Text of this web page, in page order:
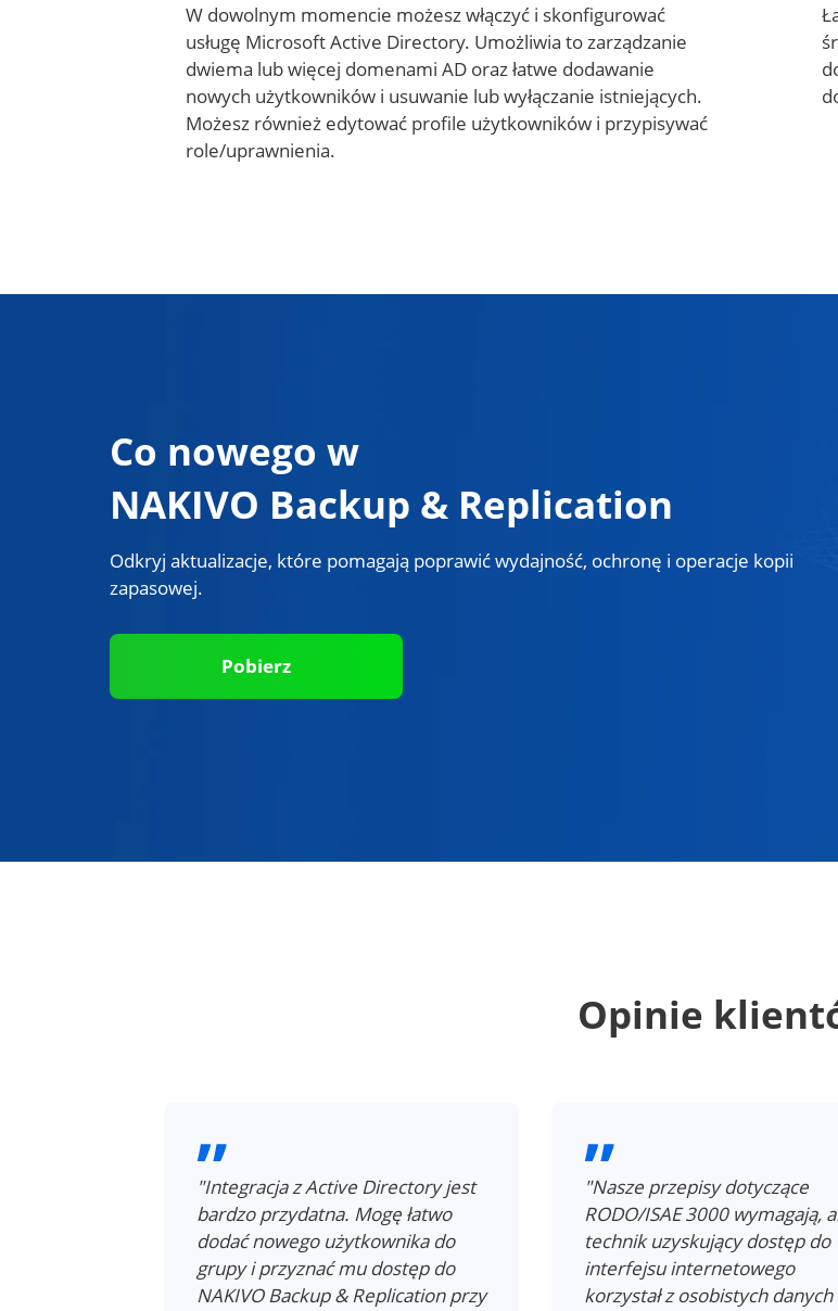
W dowolnym momencie możesz włączyć i skonfigurować
usługę Microsoft Active Directory. Umożliwia to zarządzanie
dwiema lub więcej domenami AD oraz łatwe dodawanie
nowych użytkowników i usuwanie lub wyłączanie istniejących.
Możesz również edytować profile użytkowników i przypisywać
role/uprawnienia.
Co nowego w
NAKIVO Backup & Replication
Odkryj aktualizacje, które pomagają poprawić wydajność, ochronę i operacje kopii
zapasowej.
Pobierz
Opinie
"Integracja z Active Directory jest
bardzo przydatna. Mogę łatwo
dodać nowego użytkownika do
grupy i przyznać mu dostęp do
NAKIVO Backup & Replication przy
"Nasze przepisy dotyczące
RODO/ISAE 3000 wymagają,
technik uzyskujący dostęp do
interfejsu internetowego
korzystał z osobistych danych